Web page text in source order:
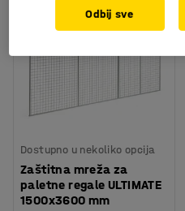
Dostupno u nekoliko opcija
Zaštitna mreža za
paletne regale ULTIMATE
1500x3600 mm
Odbij sve